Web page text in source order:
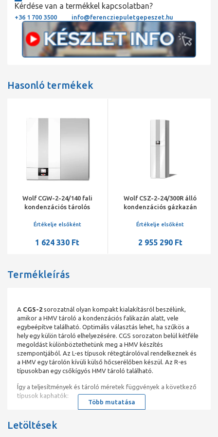
Kérdése van a termékkel kapcsolatban?
+36 1 700 3500 info@ferencziepuletgepeszet.hu
Hasonló termékek
Wolf CGW-2-24/140 fali
kondenzációs tárolós
Értékelje elsőként
1 624 330 Ft
Wolf CSZ-2-24/300R álló
kondenzációs gázkazán
24 kW
Értékelje elsőként
2 955 290 Ft
Termékleírás
A CGS-2 sorozatnál olyan kompakt kialakításról beszélünk,
amikor a HMV tároló a kondenzációs falikazán alatt, vele
egybeépítve található. Optimális választás lehet, ha szűkös a
hely egy külön tároló elhelyezésére. CGS sorozaton belül kétféle
megoldást különböztethetünk meg a HMV készítés
szempontjából. Az L-es típusok rétegtárolóval rendelkeznek és
a HMV egy tárolón kívüli külső hőcserélőben készül. Az R-es
típusokban egy csőkígyós HMV tároló található.
Így a teljesítmények és tároló méretek függvények a következő
típusok kaphatók:
CGS-2-14/120L, -20/160L, -24/200L
CGS-2-14/150R, -20/150R, -24/150R
Több mutatása
Letöltések